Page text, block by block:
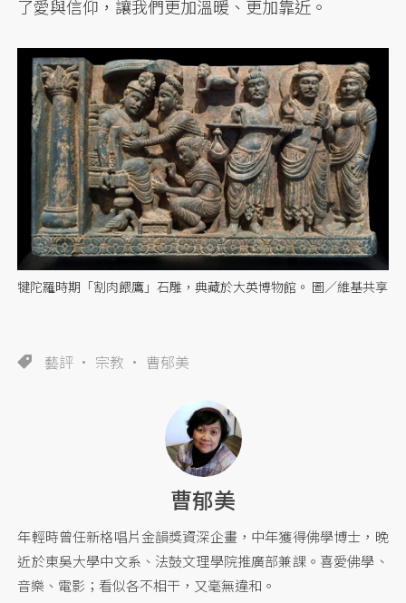
了愛與信仰，讓我們更加溫暖、更加靠近。
犍陀羅時期「割肉餵鷹」石雕，典藏於大英博物館。 圖／維基共享
藝評 宗教 曹郁美
曹郁美
年輕時曾任新格唱片金韻獎資深企畫，中年獲得佛學博士，晚
近於東吳大學中文系、法鼓文理學院推廣部兼課。喜愛佛學、
音樂、電影；看似各不相干，又毫無違和。